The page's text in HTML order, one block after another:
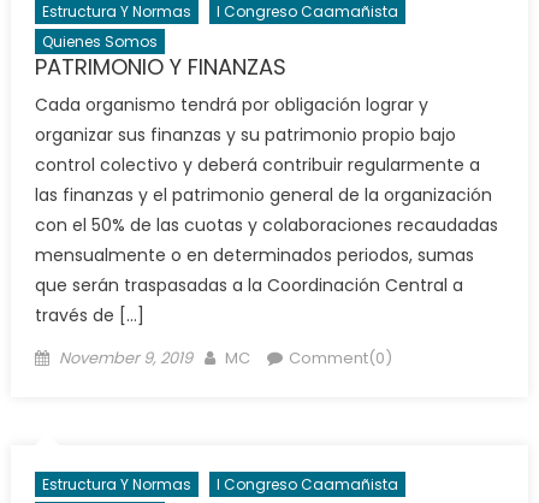
Estructura Y Normas
I Congreso Caamañista
Quienes Somos
PATRIMONIO Y FINANZAS
Cada organismo tendrá por obligación lograr y
organizar sus finanzas y su patrimonio propio bajo
control colectivo y deberá contribuir regularmente a
las finanzas y el patrimonio general de la organización
con el 50% de las cuotas y colaboraciones recaudadas
mensualmente o en determinados periodos, sumas
que serán traspasadas a la Coordinación Central a
través de […]
Posted
November 9, 2019 Author
MC Comment(0)
Estructura Y Normas
I Congreso Caamañista